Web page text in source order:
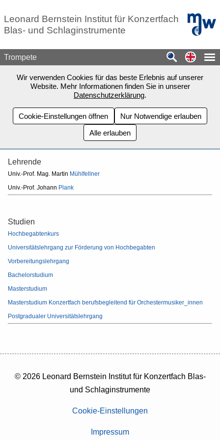
Leonard Bernstein Institut für Konzertfach
Blas- und Schlaginstrumente
mdw -
Trompete
Wir verwenden Cookies für das beste Erlebnis auf unserer
Website. Mehr Informationen finden Sie in unserer
Datenschutzerklärung.
Cookie-Einstellungen öffnen
Nur Notwendige erlauben
Alle erlauben
Lehrende
Univ.-Prof. Mag. Martin Mühlfellner
Univ.-Prof. Johann Plank
Studien
Hochbegabtenkurs
Universitätslehrgang zur Förderung von Hochbegabten
Vorbereitungslehrgang
Bachelorstudium
Masterstudium
Masterstudium Konzertfach berufsbegleitend für Orchestermusiker_innen
Postgradualer Universitätslehrgang
© 2026 Leonard Bernstein Institut für Konzertfach Blas-
und Schlaginstrumente
Cookie-Einstellungen
Impressum